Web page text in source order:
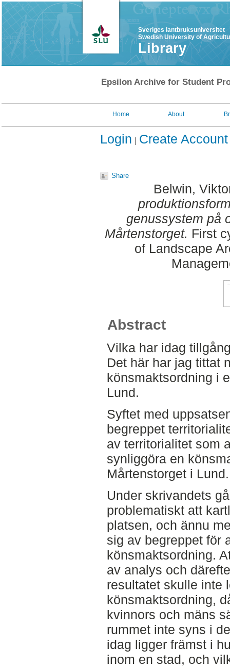
Sveriges lantbruksuniversitet
Swedish University of
Library
Epsilon Archive for Student
Home About
Login Create Account
Share
Belwin,
genussystem på
Mårtenstorget. First
of Landscape
Abstract
Vilka har idag
Det här har jag tittat
könsmaktsordning i
Lund.
Syftet med
begreppet
av territorialitet som
synliggöra en
Mårtenstorget i Lund.
Under skrivandets
problematiskt att
platsen, och ännu
sig av begreppet för
könsmaktsordning.
av analys och
resultatet skulle inte
könsmaktsordning,
kvinnors och mäns
rummet inte syns i
idag ligger främst i
inom en stad, och